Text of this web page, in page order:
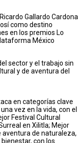
Gallardo Cardona
como destino
en los premios Lo
México
sector y el trabajo sin
y de aventura del
en categorías clave
vez en la vida, con el
Festival Cultural
en Xilitla; Mejor
aventura de naturaleza,
con los